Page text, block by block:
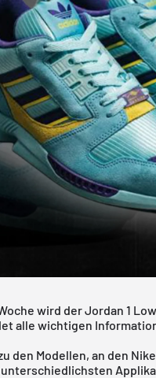
wird der Jordan 1
alle wichtigen
den Modellen, an den